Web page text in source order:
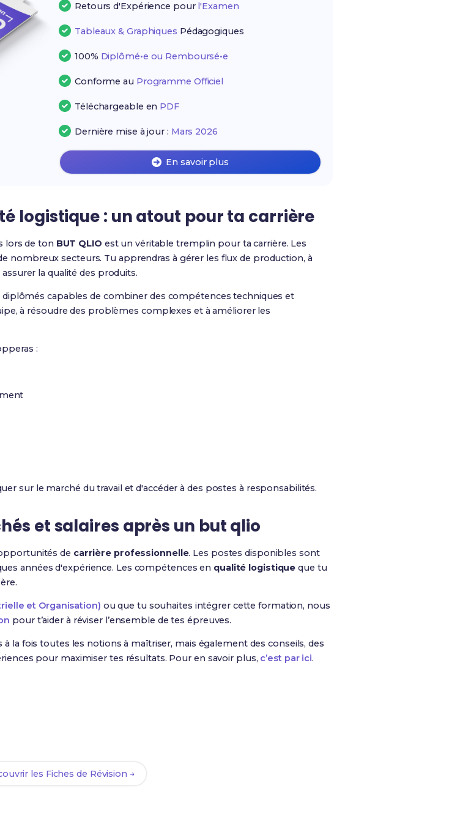
Retours d'Expérience pour l'Examen
Tableaux & Graphiques Pédagogiques
100% Diplômé•e ou Remboursé•e
Conforme au Programme Officiel
Téléchargeable en PDF
Dernière mise à jour : Mars 2026
En savoir plus
logistique : un atout pour ta carrière
lors de ton BUT QLIO est un véritable tremplin pour ta carrière. Les
nombreux secteurs. Tu apprendras à gérer les flux de production, à
la qualité des produits.
capables de combiner des compétences techniques et
à résoudre des problèmes complexes et à améliorer les
:
sur le marché du travail et d'accéder à des postes à responsabilités.
et salaires après un but qlio
de carrière professionnelle. Les postes disponibles sont
années d'expérience. Les compétences en qualité logistique que tu
et Organisation) ou que tu souhaites intégrer cette formation, nous
pour t’aider à réviser l’ensemble de tes épreuves.
à la fois toutes les notions à maîtriser, mais également des conseils, des
pour maximiser tes résultats. Pour en savoir plus, c’est par ici.
les Fiches de Révision →